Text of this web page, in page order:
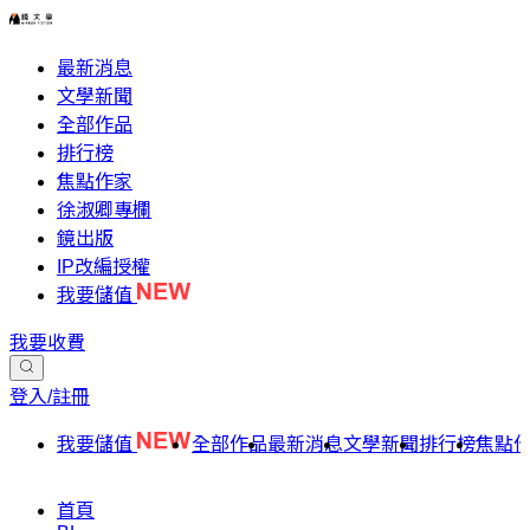
最新消息
文學新聞
全部作品
排行榜
焦點作家
徐淑卿專欄
鏡出版
IP改編授權
我要儲值
我要收費
登入/註冊
我要儲值 全部作品最新消息文學新聞排行榜焦點
首頁